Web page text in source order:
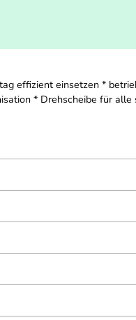
effizient einsetzen *
* Drehscheibe für